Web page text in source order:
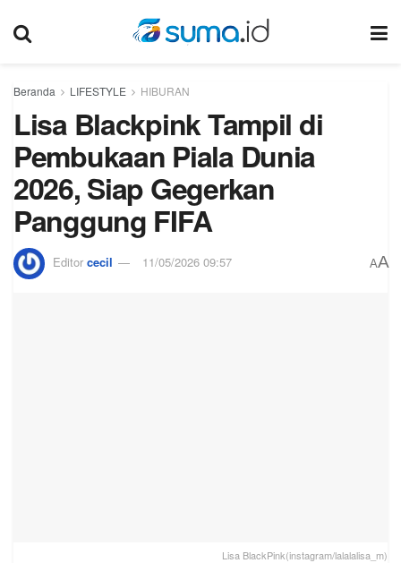
Beranda LIFESTYLE HIBURAN
Lisa Blackpink Tampil di
Pembukaan Piala Dunia
2026, Siap Gegerkan
Panggung FIFA
Editor cecil 11/05/2026 09:57 AA
Lisa BlackPink(instagram/lalalalisa_m)